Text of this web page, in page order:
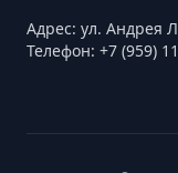
Адрес: ул. Андрея
Телефон: +7 (959)